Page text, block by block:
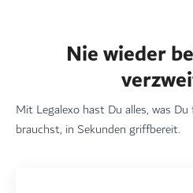
Nie wieder
Mit Legalexo hast Du alles, was
brauchst, in Sekunden griffbereit.